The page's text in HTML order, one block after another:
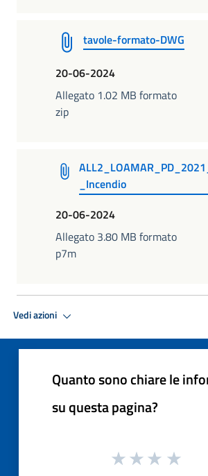
tavole-formato-DWG
20-06-2024
Allegato 1.02 MB formato
zip
_Incendio
20-06-2024
Allegato 3.80 MB formato
p7m
Vedi azioni
Quanto sono chiare le
su questa pagina?